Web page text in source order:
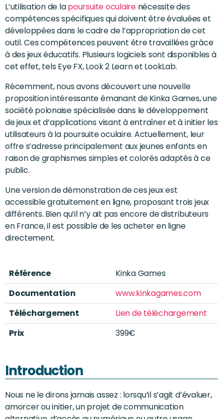
L’utilisation de lapoursuite oculairenécessite des
compétences spécifiques qui doivent être évaluées et
développées dans le cadre de l’appropriation de cet
outil. Ces compétences peuvent être travaillées grâce
à des jeux éducatifs. Plusieurs logiciels sont disponibles à
cet effet, tels Eye FX, Look 2 Learn et LookLab.
Récemment, nous avons découvert une nouvelle
proposition intéressante émanant de Kinka Games, une
société polonaise spécialisée dans le développement
de jeux et d’applications visant à entraîner et à initier les
utilisateurs à la poursuite oculaire. Actuellement, leur
offre s’adresse principalement aux jeunes enfants en
raison de graphismes simples et colorés adaptés à ce
public.
Une version de démonstration de ces jeux est
accessible gratuitement en ligne, proposant trois jeux
différents. Bien qu’il n’y ait pas encore de distributeurs
en France, il est possible de les acheter en ligne
directement.
Référence
Kinka Games
Documentation
www.kinkagames.com
Téléchargement
Lien de téléchargement
Prix
399€
Introduction
Nous ne le dirons jamais assez : lorsqu’il s’agit d’évaluer,
amorcer ou initier, un projet de communication